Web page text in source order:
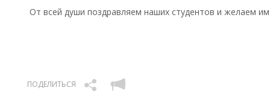
От всей души поздравляем наших студентов и желаем
ПОДЕЛИТЬСЯ